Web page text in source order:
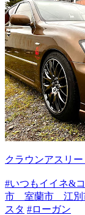
クラウンアスリー
#いつもイイネ&
市 室蘭市 江別
スタ #ローガン